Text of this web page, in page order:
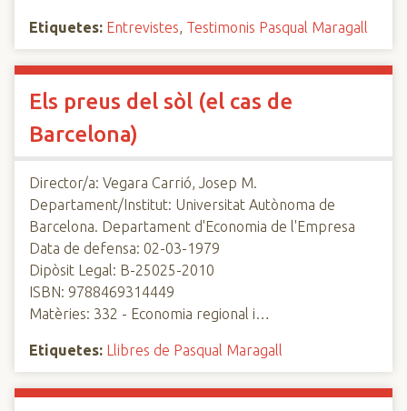
Etiquetes: Entrevistes, Testimonis Pasqual Maragall
Els preus del sòl (el cas de
Barcelona)
Director/a: Vegara Carrió, Josep M.
Departament/Institut: Universitat Autònoma de
Barcelona. Departament d'Economia de l'Empresa
Data de defensa: 02-03-1979
Dipòsit Legal: B-25025-2010
ISBN: 9788469314449
Matèries: 332 - Economia regional i…
Etiquetes: Llibres de Pasqual Maragall